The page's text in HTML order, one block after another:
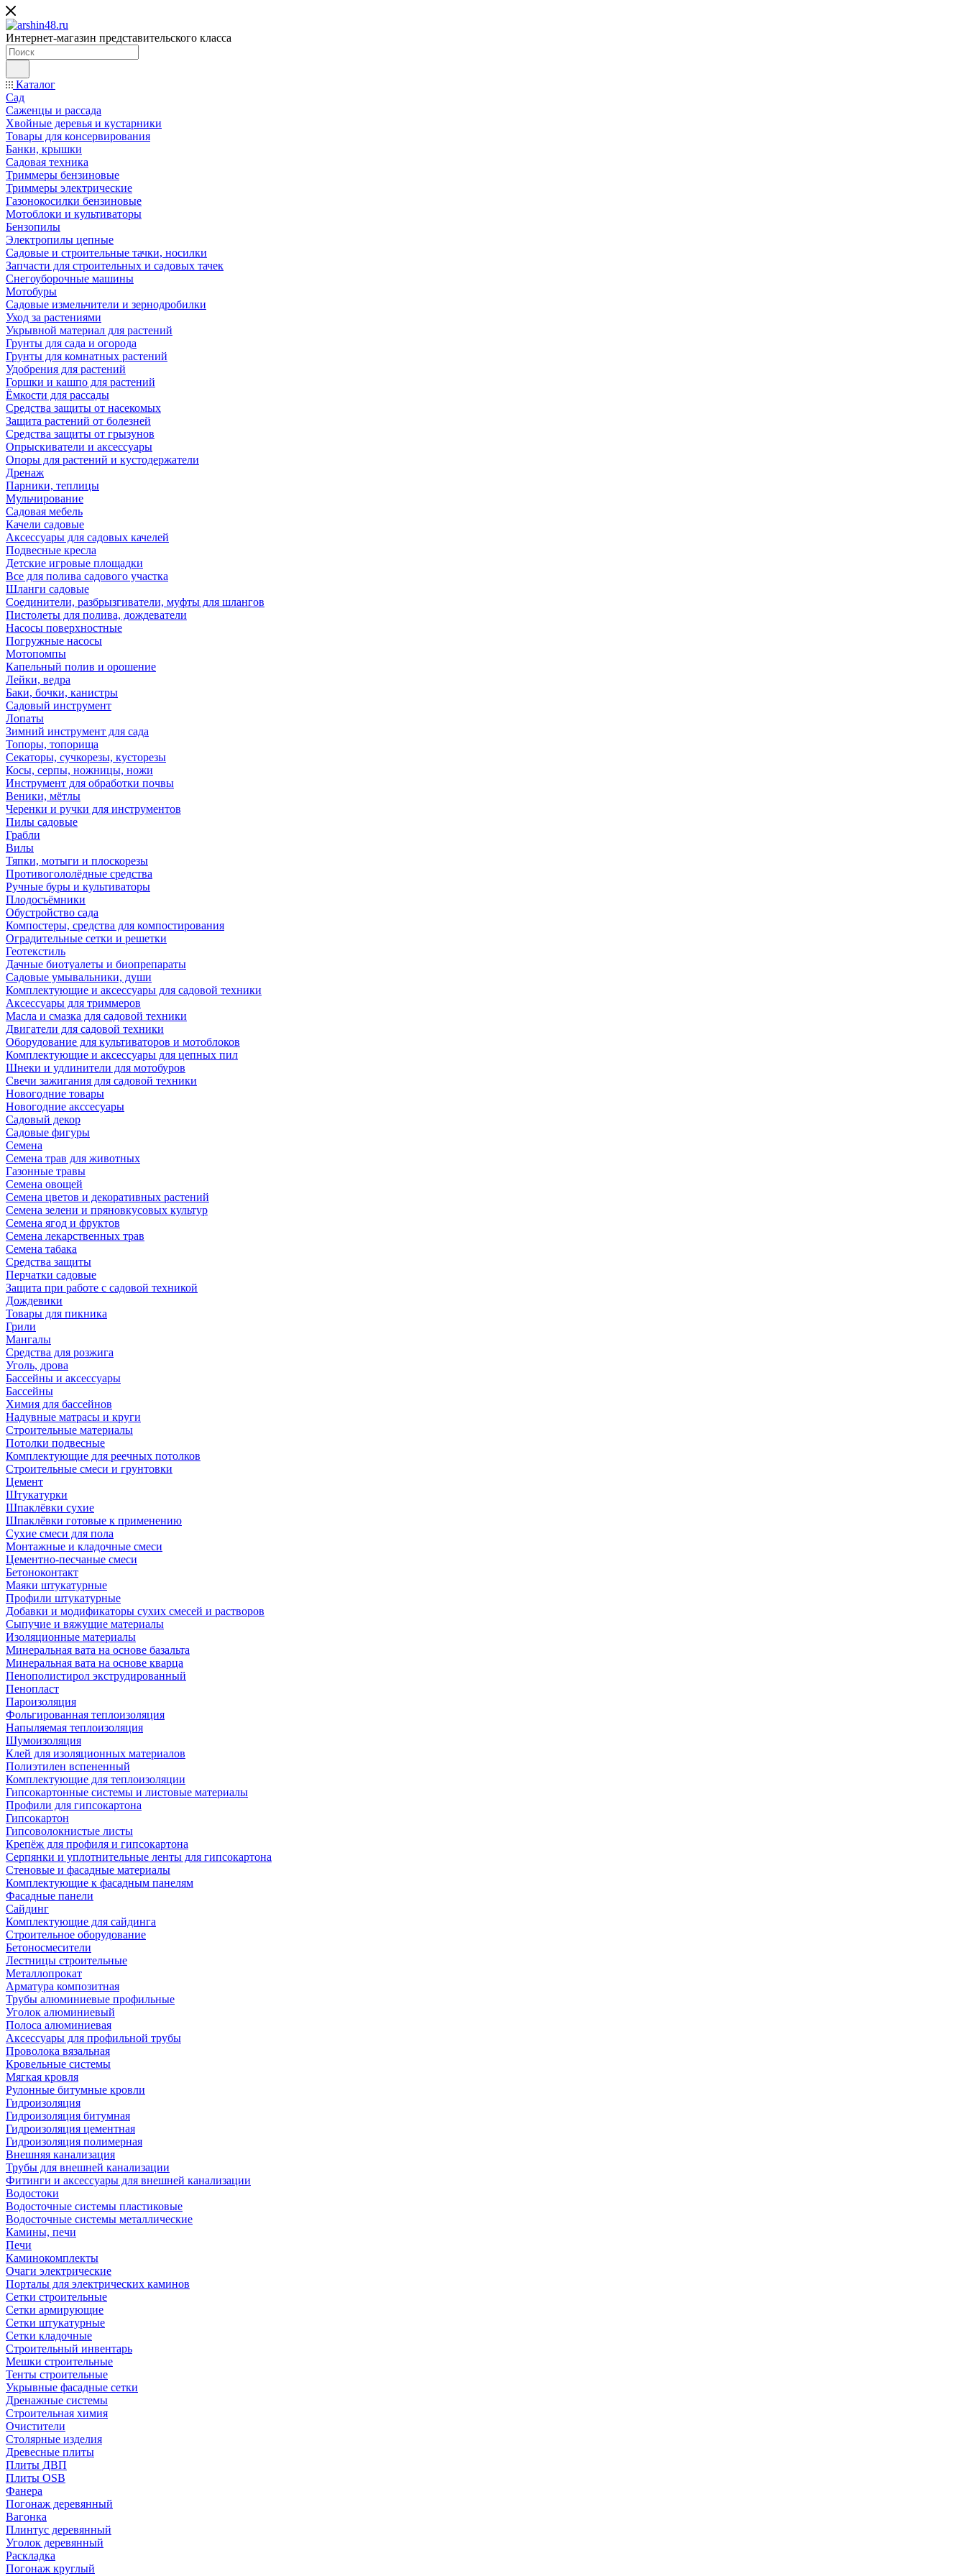
Интернет-магазин представительского класса
Каталог
Сад
Саженцы и рассада
Хвойные деревья и кустарники
Товары для консервирования
Банки, крышки
Садовая техника
Триммеры бензиновые
Триммеры электрические
Газонокосилки бензиновые
Мотоблоки и культиваторы
Бензопилы
Электропилы цепные
Садовые и строительные тачки, носилки
Запчасти для строительных и садовых тачек
Снегоуборочные машины
Мотобуры
Садовые измельчители и зернодробилки
Уход за растениями
Укрывной материал для растений
Грунты для сада и огорода
Грунты для комнатных растений
Удобрения для растений
Горшки и кашпо для растений
Ёмкости для рассады
Средства защиты от насекомых
Защита растений от болезней
Средства защиты от грызунов
Опрыскиватели и аксессуары
Опоры для растений и кустодержатели
Дренаж
Парники, теплицы
Мульчирование
Садовая мебель
Качели садовые
Аксессуары для садовых качелей
Подвесные кресла
Детские игровые площадки
Все для полива садового участка
Шланги садовые
Соединители, разбрызгиватели, муфты для шлангов
Пистолеты для полива, дождеватели
Насосы поверхностные
Погружные насосы
Мотопомпы
Капельный полив и орошение
Лейки, ведра
Баки, бочки, канистры
Садовый инструмент
Лопаты
Зимний инструмент для сада
Топоры, топорища
Секаторы, сучкорезы, кусторезы
Косы, серпы, ножницы, ножи
Инструмент для обработки почвы
Веники, мётлы
Черенки и ручки для инструментов
Пилы садовые
Грабли
Вилы
Тяпки, мотыги и плоскорезы
Противогололёдные средства
Ручные буры и культиваторы
Плодосъёмники
Обустройство сада
Компостеры, средства для компостирования
Оградительные сетки и решетки
Геотекстиль
Дачные биотуалеты и биопрепараты
Садовые умывальники, души
Комплектующие и аксессуары для садовой техники
Аксессуары для триммеров
Масла и смазка для садовой техники
Двигатели для садовой техники
Оборудование для культиваторов и мотоблоков
Комплектующие и аксессуары для цепных пил
Шнеки и удлинители для мотобуров
Свечи зажигания для садовой техники
Новогодние товары
Новогодние акссесуары
Садовый декор
Садовые фигуры
Семена
Семена трав для животных
Газонные травы
Семена овощей
Семена цветов и декоративных растений
Семена зелени и пряновкусовых культур
Семена ягод и фруктов
Семена лекарственных трав
Семена табака
Средства защиты
Перчатки садовые
Защита при работе с садовой техникой
Дождевики
Товары для пикника
Грили
Мангалы
Средства для розжига
Уголь, дрова
Бассейны и аксессуары
Бассейны
Химия для бассейнов
Надувные матрасы и круги
Строительные материалы
Потолки подвесные
Комплектующие для реечных потолков
Строительные смеси и грунтовки
Цемент
Штукатурки
Шпаклёвки сухие
Шпаклёвки готовые к применению
Сухие смеси для пола
Монтажные и кладочные смеси
Цементно-песчаные смеси
Бетоноконтакт
Маяки штукатурные
Профили штукатурные
Добавки и модификаторы сухих смесей и растворов
Сыпучие и вяжущие материалы
Изоляционные материалы
Минеральная вата на основе базальта
Минеральная вата на основе кварца
Пенополистирол экструдированный
Пенопласт
Пароизоляция
Фольгированная теплоизоляция
Напыляемая теплоизоляция
Шумоизоляция
Клей для изоляционных материалов
Полиэтилен вспененный
Комплектующие для теплоизоляции
Гипсокартонные системы и листовые материалы
Профили для гипсокартона
Гипсокартон
Гипсоволокнистые листы
Крепёж для профиля и гипсокартона
Серпянки и уплотнительные ленты для гипсокартона
Стеновые и фасадные материалы
Комплектующие к фасадным панелям
Фасадные панели
Сайдинг
Комплектующие для сайдинга
Строительное оборудование
Бетоносмесители
Лестницы строительные
Металлопрокат
Арматура композитная
Трубы алюминиевые профильные
Уголок алюминиевый
Полоса алюминиевая
Аксессуары для профильной трубы
Проволока вязальная
Кровельные системы
Мягкая кровля
Рулонные битумные кровли
Гидроизоляция
Гидроизоляция битумная
Гидроизоляция цементная
Гидроизоляция полимерная
Внешняя канализация
Трубы для внешней канализации
Фитинги и аксессуары для внешней канализации
Водостоки
Водосточные системы пластиковые
Водосточные системы металлические
Камины, печи
Печи
Каминокомплекты
Очаги электрические
Порталы для электрических каминов
Сетки строительные
Сетки армирующие
Сетки штукатурные
Сетки кладочные
Строительный инвентарь
Мешки строительные
Тенты строительные
Укрывные фасадные сетки
Дренажные системы
Строительная химия
Очистители
Столярные изделия
Древесные плиты
Плиты ДВП
Плиты OSB
Фанера
Погонаж деревянный
Вагонка
Плинтус деревянный
Уголок деревянный
Раскладка
Погонаж круглый